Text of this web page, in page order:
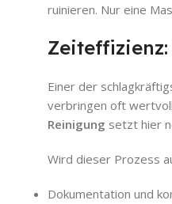
ruinieren. Nur eine
Einer der
verbringen oft
Reinigung setzt hier
Wird dieser Prozess
Dokumentation und